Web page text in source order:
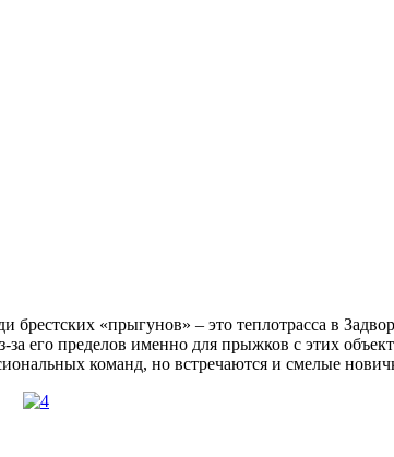
брестских «прыгунов» – это теплотрасса в
за его пределов именно для прыжков с этих
команд, но встречаются и смелые